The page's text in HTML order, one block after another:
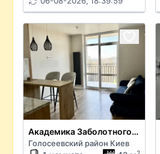
Академика Заболотного ул.
Голосеевский район Киев